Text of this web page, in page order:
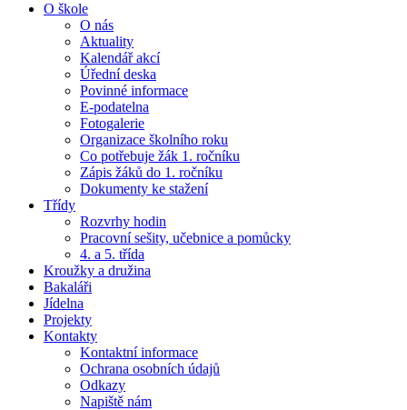
O škole
O nás
Aktuality
Kalendář akcí
Úřední deska
Povinné informace
E-podatelna
Fotogalerie
Organizace školního roku
Co potřebuje žák 1. ročníku
Zápis žáků do 1. ročníku
Dokumenty ke stažení
Třídy
Rozvrhy hodin
Pracovní sešity, učebnice a pomůcky
4. a 5. třída
Kroužky a družina
Bakaláři
Jídelna
Projekty
Kontakty
Kontaktní informace
Ochrana osobních údajů
Odkazy
Napiště nám